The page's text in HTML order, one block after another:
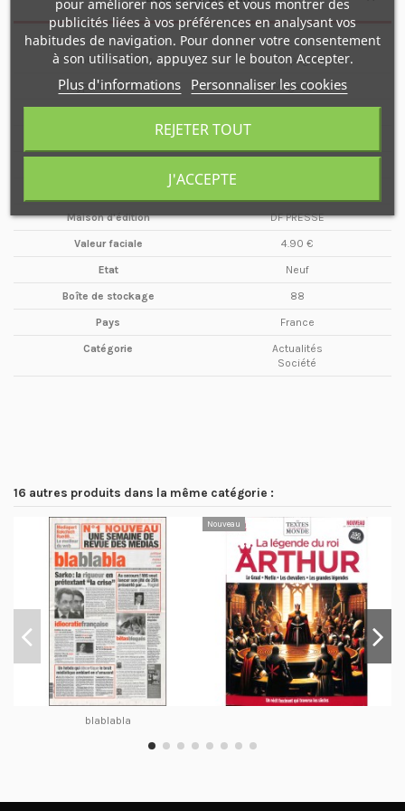
Nombre de pages 84 pages
Type de média Magazine
Maison d'édition DF PRESSE
Valeur faciale 4.90 €
Etat Neuf
Boîte de stockage 88
Pays France
Catégorie
Actualités
Société
16 autres produits dans la même catégorie :
blablabla
Nouveau
pour améliorer nos services et vous montrer des
publicités liées à vos préférences en analysant vos
habitudes de navigation. Pour donner votre consentement
à son utilisation, appuyez sur le bouton Accepter.
Plus d'informations Personnaliser les cookies
REJETER TOUT
J'ACCEPTE